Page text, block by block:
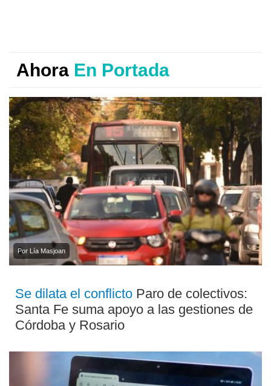
Ahora En Portada
Por Lía Masjoan
Se dilata el conflicto Paro de colectivos:
Santa Fe suma apoyo a las gestiones de
Córdoba y Rosario